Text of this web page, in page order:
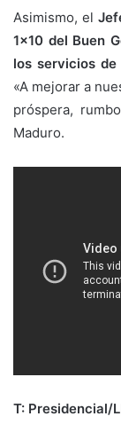
Asimismo, el
1×10 del Buen
los servicios
«A mejorar a
próspera,
Maduro.
T: Presidencial/